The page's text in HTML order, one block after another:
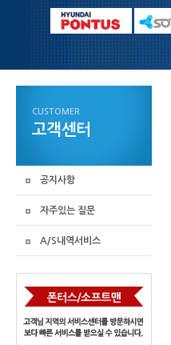
CUSTOMER
고객센터
공지사항
자주있는 질문
A/S내역서비스